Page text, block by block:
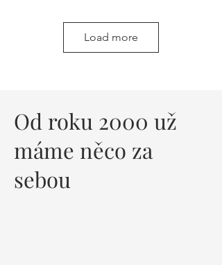
Load more
Od roku 2000 už
máme něco za
sebou